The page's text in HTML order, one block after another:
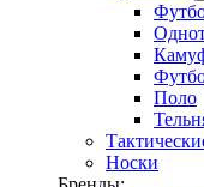
Поло
Носки